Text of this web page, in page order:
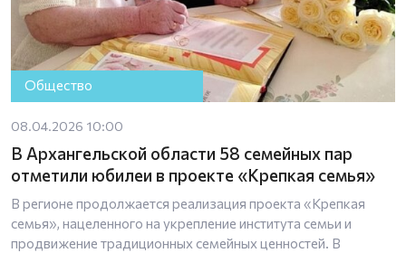
Общество
08.04.2026 10:00
В Архангельской области 58 семейных пар
отметили юбилеи в проекте «Крепкая семья»
В регионе продолжается реализация проекта «Крепкая
семья», нацеленного на укрепление института семьи и
продвижение традиционных семейных ценностей. В